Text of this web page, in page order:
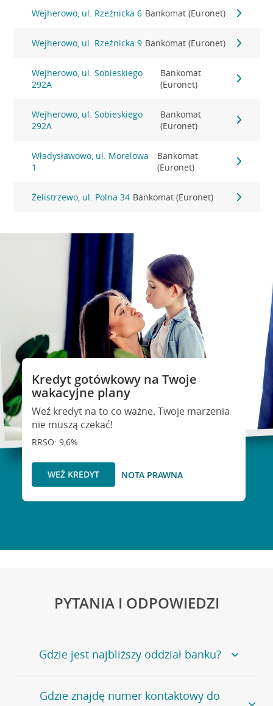
Wejherowo, ul. Rzeźnicka 6 Bankomat (Euronet)
Wejherowo, ul. Rzeźnicka 9 Bankomat (Euronet)
Wejherowo, ul. Sobieskiego
292A
Bankomat
(Euronet)
Wejherowo, ul. Sobieskiego
292A
Bankomat
(Euronet)
Władysławowo, ul. Morelowa
1
Bankomat
(Euronet)
Żelistrzewo, ul. Polna 34 Bankomat (Euronet)
Kredyt gotówkowy na Twoje
wakacyjne plany
Weź kredyt na to co ważne. Twoje marzenia
nie muszą czekać!
RRSO: 9,6%
WEŹ KREDYT NOTA PRAWNA
PYTANIA I ODPOWIEDZI
Gdzie jest najbliższy oddział banku?
Jeśli szukasz oddziału naszego banku, zapraszamy na
stronęPlacówki i bankomaty, na której znajduje się
Gdzie znajdę numer kontaktowy do